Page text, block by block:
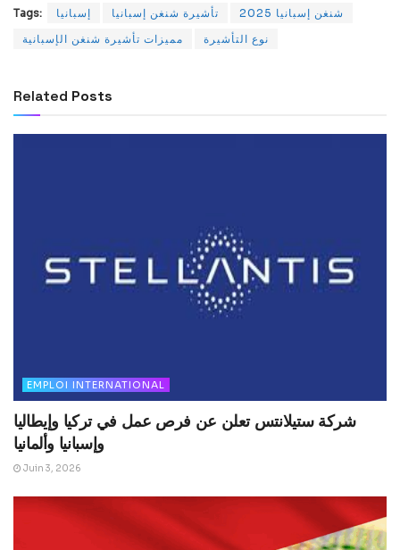
Tags: إسبانيا تأشيرة شنغن إسبانيا
شنغن إسبانيا 2025
مميزات تأشيرة شنغن الإسبانية
نوع التأشيرة
Related Posts
EMPLOI INTERNATIONAL
شركة ستيلانتس تعلن عن فرص عمل في تركيا وإيطاليا
وإسبانيا وألمانيا
Juin 3, 2026